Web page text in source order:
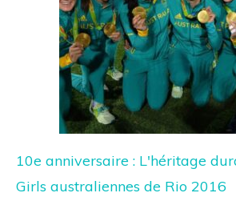
10e anniversaire : L'héritage
Girls australiennes de Rio 2016